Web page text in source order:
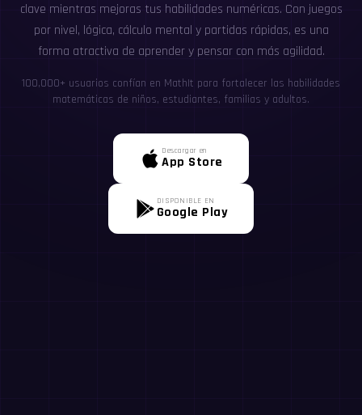
clave mientras mejoras tus habilidades numéricas. Con juegos
por nivel, lógica, cálculo mental y partidas rápidas, es una
forma atractiva de aprender y pensar con más agilidad.
100,000+ usuarios confían en MathIt para fortalecer las habilidades
matemáticas de niños, estudiantes, familias y adultos.
Descargar en
App Store
DISPONIBLE EN
Google Play